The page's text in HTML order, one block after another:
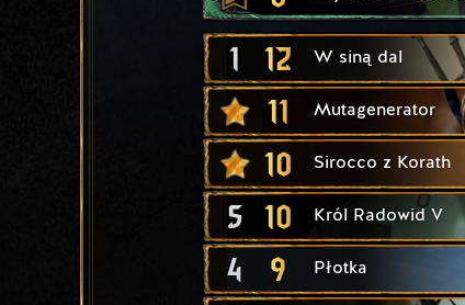
1 12 W siną dal
11 Mutagenerator
10 Sirocco z Korath
5 10 Król Radowid V
4 9 Płotka